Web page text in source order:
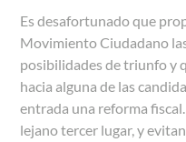
Es desafortunado que
Movimiento Ciudadano
posibilidades de triunfo y
hacia alguna de las
entrada una reforma
lejano tercer lugar, y